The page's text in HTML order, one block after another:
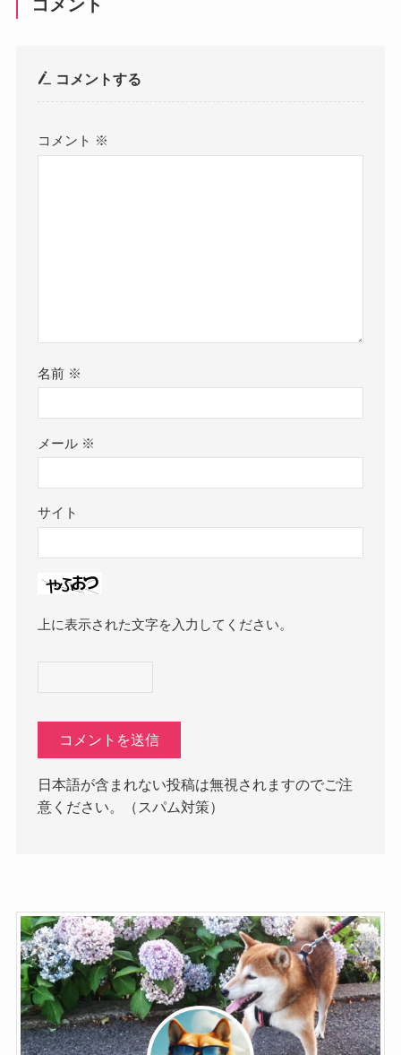
コメント
コメントする
コメント ※
名前 ※
メール ※
サイト
上に表示された文字を入力してください。
日本語が含まれない投稿は無視されますのでご注
意ください。（スパム対策）